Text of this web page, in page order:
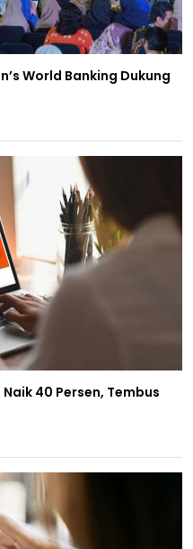
World Banking Dukung
40 Persen, Tembus